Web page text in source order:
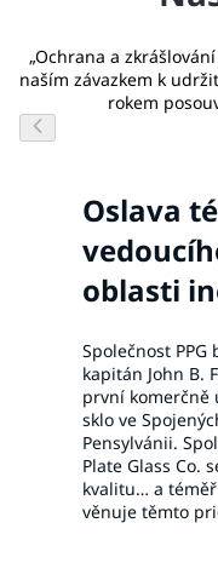
„Ochrana a
naším závazkem k
rokem
Oslava
oblasti
Společnost PPG
kapitán John B.
první komerčně
sklo ve
Pensylvánii.
Plate Glass Co.
kvalitu… a téměř
věnuje těmto